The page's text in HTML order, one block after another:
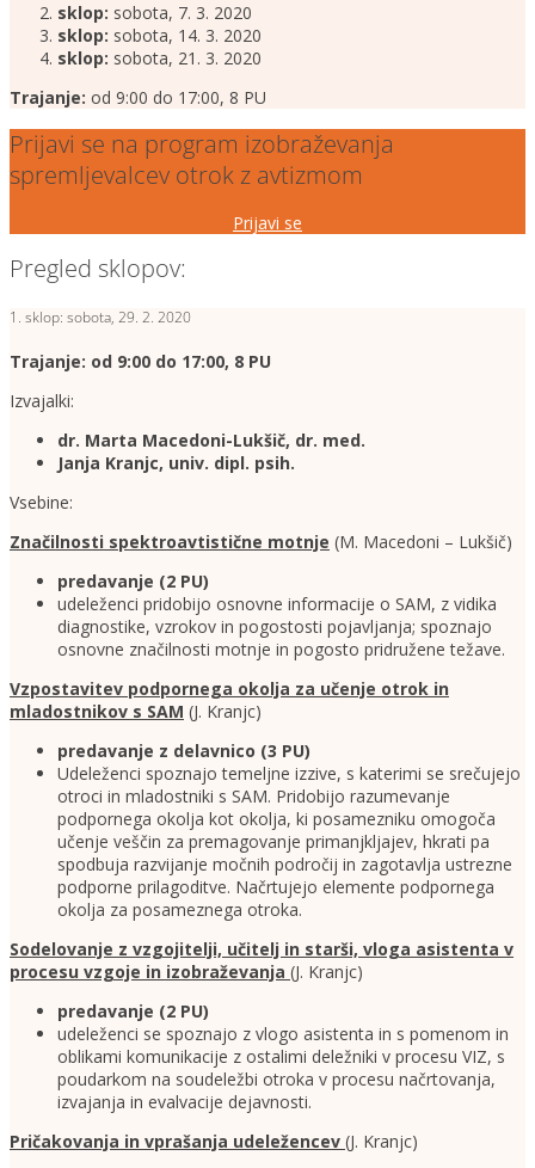
sklop: sobota, 7. 3. 2020
sklop: sobota, 14. 3. 2020
sklop: sobota, 21. 3. 2020
Trajanje: od 9:00 do 17:00, 8 PU
Prijavi se na program izobraževanja
spremljevalcev otrok z avtizmom
Prijavi se
Pregled sklopov:
1. sklop: sobota, 29. 2. 2020
Trajanje: od 9:00 do 17:00, 8 PU
Izvajalki:
dr. Marta Macedoni-Lukšič, dr. med.
Janja Kranjc, univ. dipl. psih.
Vsebine:
Značilnosti spektroavtistične motnje (M. Macedoni – Lukšič)
predavanje (2 PU)
udeleženci pridobijo osnovne informacije o SAM, z vidika
diagnostike, vzrokov in pogostosti pojavljanja; spoznajo
osnovne značilnosti motnje in pogosto pridružene težave.
Vzpostavitev podpornega okolja za učenje otrok in
mladostnikov s SAM (J. Kranjc)
predavanje z delavnico (3 PU)
Udeleženci spoznajo temeljne izzive, s katerimi se srečujejo
otroci in mladostniki s SAM. Pridobijo razumevanje
podpornega okolja kot okolja, ki posamezniku omogoča
učenje veščin za premagovanje primanjkljajev, hkrati pa
spodbuja razvijanje močnih področij in zagotavlja ustrezne
podporne prilagoditve. Načrtujejo elemente podpornega
okolja za posameznega otroka.
Sodelovanje z vzgojitelji, učitelj in starši, vloga asistenta v
procesu vzgoje in izobraževanja (J. Kranjc)
predavanje (2 PU)
udeleženci se spoznajo z vlogo asistenta in s pomenom in
oblikami komunikacije z ostalimi deležniki v procesu VIZ, s
poudarkom na soudeležbi otroka v procesu načrtovanja,
izvajanja in evalvacije dejavnosti.
Pričakovanja in vprašanja udeležencev (J. Kranjc)